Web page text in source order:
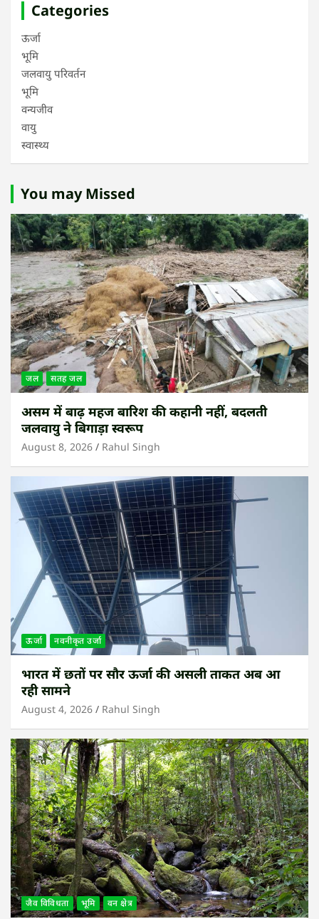
Categories
ऊर्जा
भूमि
जलवायु परिवर्तन
भूमि
वन्यजीव
वायु
स्वास्थ्य
You may Missed
जल सतह जल
असम में बाढ़ महज बारिश की कहानी नहीं, बदलती
जलवायु ने बिगाड़ा स्वरूप
August 8, 2026 Rahul Singh
ऊर्जा नवनीकृत उर्जा
भारत में छतों पर सौर ऊर्जा की असली ताकत अब आ
रही सामने
August 4, 2026 Rahul Singh
जैव विविधता भूमि वन क्षेत्र